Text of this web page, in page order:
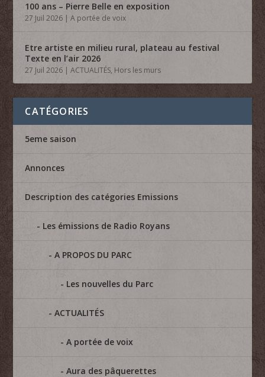
100 ans – Pierre Belle en exposition
27 Juil 2026 |A portée de voix
Etre artiste en milieu rural, plateau au festival
Texte en l’air 2026
27 Juil 2026 |ACTUALITÉS, Hors les murs
CATÉGORIES
5eme saison
Annonces
Description des catégories Emissions
Les émissions de Radio Royans
A PROPOS DU PARC
Les nouvelles du Parc
ACTUALITÉS
A portée de voix
Aura des pâquerettes